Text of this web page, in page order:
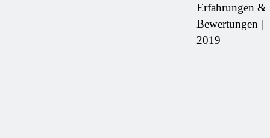
Erfahrungen &
Bewertungen |
2019